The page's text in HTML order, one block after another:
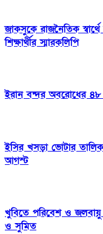
জাকসুকে রাজনৈতিক
শিক্ষার্থীর স্মারকলিপি
ইরান বন্দর অবরোধের ৪৮
ইসির খসড়া ভোটার
আগস্ট
খুবিতে পরিবেশ ও জলবায়ু
ও সুমিত